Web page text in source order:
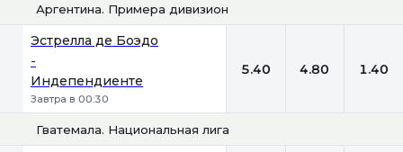
Аргентина. Примера дивизион
Эстрелла де Боэдо
-
Индепендиенте
Завтра в 00:30
5.40 4.80 1.40
Гватемала. Национальная лига